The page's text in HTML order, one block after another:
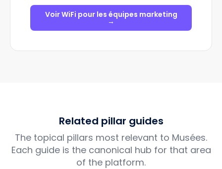
Voir WiFi pour les équipes marketing
→
Related pillar guides
The topical pillars most relevant to Musées.
Each guide is the canonical hub for that area
of the platform.